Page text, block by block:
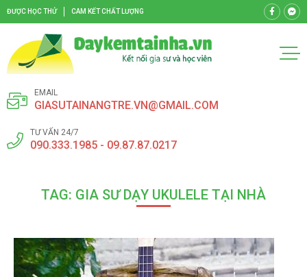
ĐƯỢC HỌC THỬ CAM KẾT CHẤT LƯỢNG
EMAIL
GIASUTAINANGTRE.VN@GMAIL.COM
TƯ VẤN 24/7
090.333.1985 - 09.87.87.0217
TAG: GIA SƯ DẠY UKULELE TẠI NHÀ